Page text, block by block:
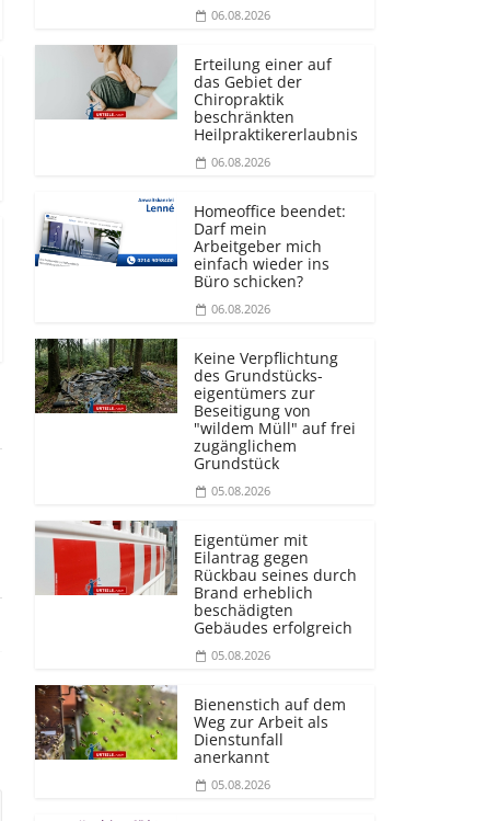
06.08.2026
Erteilung einer auf
das Gebiet der
Chiropraktik
beschränkten
Heilprakti­kererlaubnis
06.08.2026
Homeoffice beendet:
Darf mein
Arbeitgeber mich
einfach wieder ins
Büro schicken?
06.08.2026
Keine Verpflichtung
des Grundstücks­
eigentümers zur
Beseitigung von
"wildem Müll" auf frei
zugänglichem
Grundstück
05.08.2026
Eigentümer mit
Eilantrag gegen
Rückbau seines durch
Brand erheblich
beschädigten
Gebäudes erfolgreich
05.08.2026
Bienenstich auf dem
Weg zur Arbeit als
Dienstunfall
anerkannt
05.08.2026